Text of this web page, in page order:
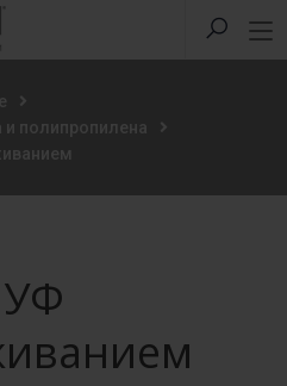
полипропилена
УФ